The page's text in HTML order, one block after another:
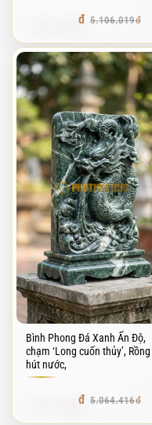
5.106.019
Bình Phong Đá Xanh Ấn Độ,
chạm ‘Long cuốn thủy’, Rồng
hút nước,
5.064.416